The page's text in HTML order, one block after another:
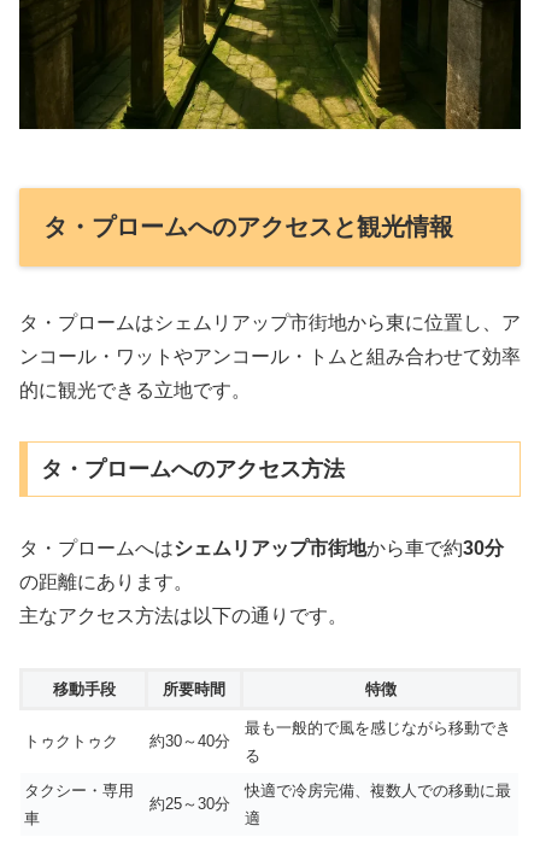
タ・プロームへのアクセスと観光情報
タ・プロームはシェムリアップ市街地から東に位置し、ア
ンコール・ワットやアンコール・トムと組み合わせて効率
的に観光できる立地です。
タ・プロームへのアクセス方法
タ・プロームへはシェムリアップ市街地から車で約30分
の距離にあります。
主なアクセス方法は以下の通りです。
移動手段 所要時間 特徴
トゥクトゥク 約30～40分
最も一般的で風を感じながら移動でき
る
タクシー・専用
車
約25～30分
快適で冷房完備、複数人での移動に最
適